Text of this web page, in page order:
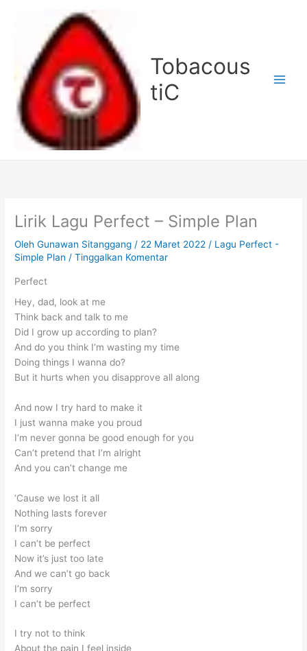
Tobacous
tiC
Lirik Lagu Perfect – Simple Plan
OlehGunawan Sitanggang / 22 Maret 2022 / Lagu Perfect -
Simple Plan /Tinggalkan Komentar
Perfect
Hey, dad, look at me
Think back and talk to me
Did I grow up according to plan?
And do you think I’m wasting my time
Doing things I wanna do?
But it hurts when you disapprove all along
And now I try hard to make it
I just wanna make you proud
I’m never gonna be good enough for you
Can’t pretend that I’m alright
And you can’t change me
‘Cause we lost it all
Nothing lasts forever
I’m sorry
I can’t be perfect
Now it’s just too late
And we can’t go back
I’m sorry
I can’t be perfect
I try not to think
About the pain I feel inside